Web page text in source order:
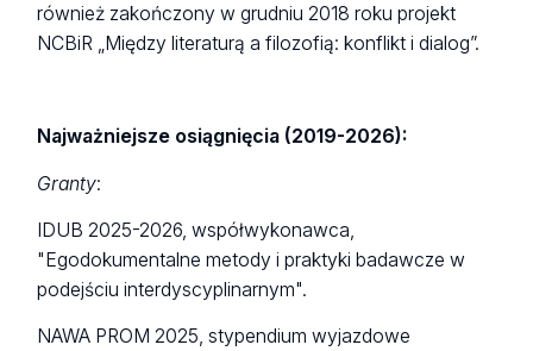
również zakończony w grudniu 2018 roku projekt
NCBiR „Między literaturą a filozofią: konflikt i dialog”.
Najważniejsze osiągnięcia (2019-2026):
Granty:
IDUB 2025-2026, współwykonawca,
"Egodokumentalne metody i praktyki badawcze w
podejściu interdyscyplinarnym".
NAWA PROM 2025, stypendium wyjazdowe